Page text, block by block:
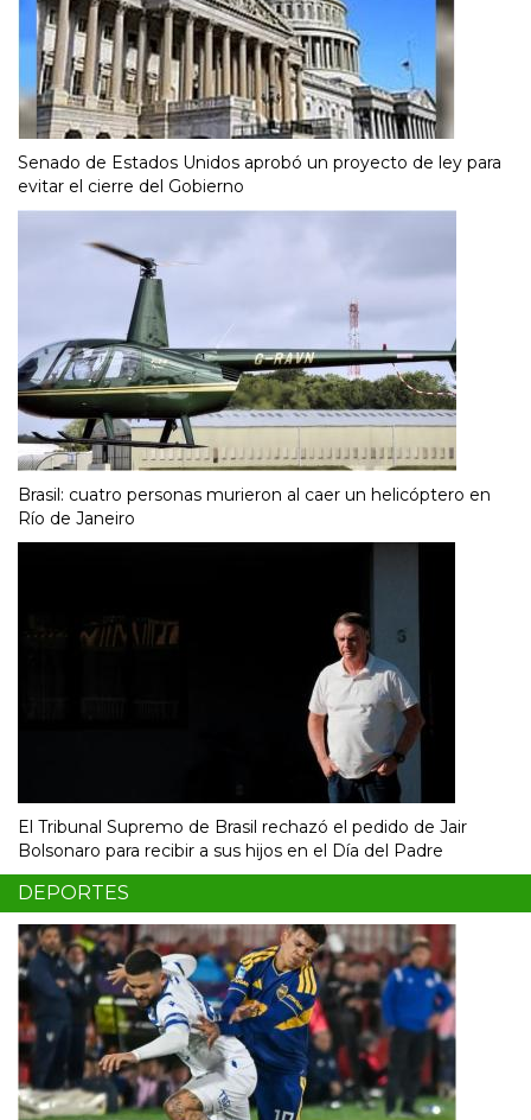
Senado de Estados Unidos aprobó un proyecto de ley para
evitar el cierre del Gobierno
Brasil: cuatro personas murieron al caer un helicóptero en
Río de Janeiro
El Tribunal Supremo de Brasil rechazó el pedido de Jair
Bolsonaro para recibir a sus hijos en el Día del Padre
DEPORTES